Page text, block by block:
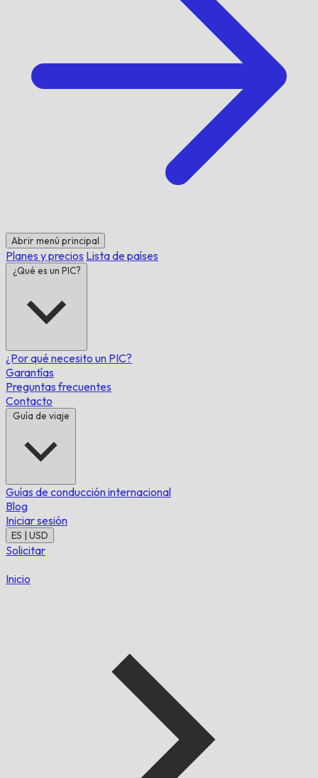
Abrir menú principal
Planes y precios Lista de países
¿Qué es un PIC?
¿Por qué necesito un PIC?
Garantías
Preguntas frecuentes
Contacto
Guía de viaje
Guías de conducción internacional
Blog
Iniciar sesión
ES | USD
Solicitar
Inicio